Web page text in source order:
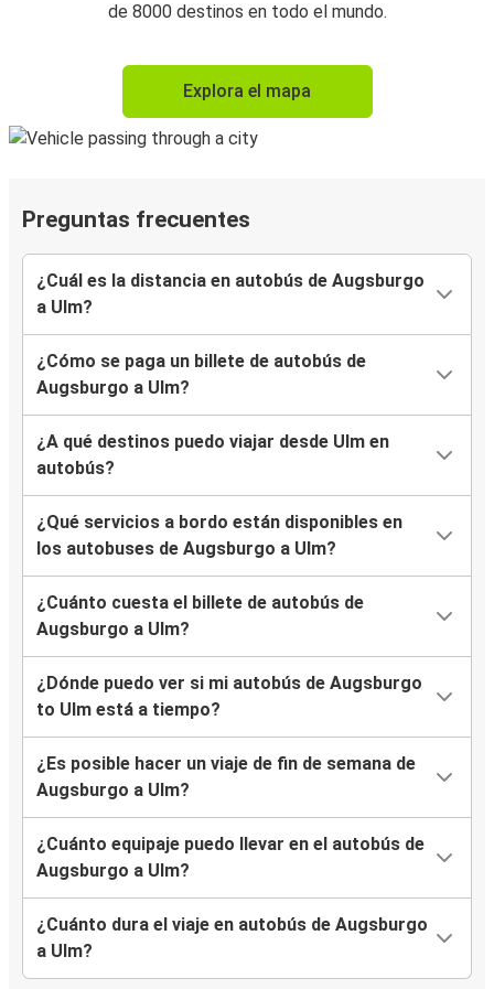
de 8000 destinos en todo el mundo.
Explora el mapa
Preguntas frecuentes
¿Cuál es la distancia en autobús de Augsburgo
a Ulm?
¿Cómo se paga un billete de autobús de
Augsburgo a Ulm?
¿A qué destinos puedo viajar desde Ulm en
autobús?
¿Qué servicios a bordo están disponibles en
los autobuses de Augsburgo a Ulm?
¿Cuánto cuesta el billete de autobús de
Augsburgo a Ulm?
¿Dónde puedo ver si mi autobús de Augsburgo
to Ulm está a tiempo?
¿Es posible hacer un viaje de fin de semana de
Augsburgo a Ulm?
¿Cuánto equipaje puedo llevar en el autobús de
Augsburgo a Ulm?
¿Cuánto dura el viaje en autobús de Augsburgo
a Ulm?